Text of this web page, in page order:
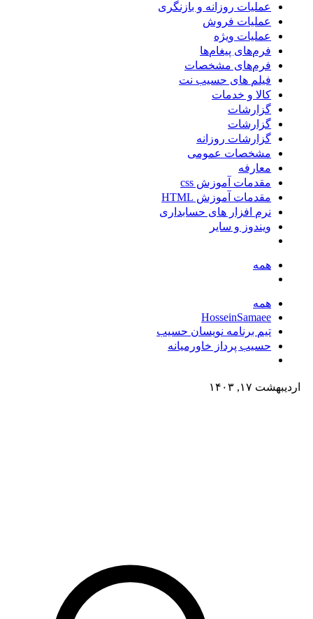
عملیات روزانه و بازنگری
عملیات فروش
عملیات ویژه
فرم‌های پیغام‌ها
فرم‌های مشخصات
فیلم های حسیب نت
کالا و خدمات
گزارشات
گزارشات
گزارشات روزانه
مشخصات عمومی
معارفه
مقدمات آموزش css
مقدمات آموزش HTML
نرم افزار های حسابداری
ویندوز و سایر
همه
همه
HosseinSamaee
تیم برنامه نویسان حسیب
حسیب پرداز خاورمیانه
اردیبهشت ۱۷, ۱۴۰۳